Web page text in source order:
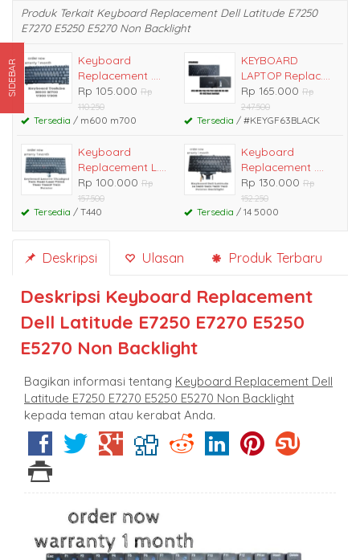
Produk Terkait Keyboard Replacement Dell Latitude E7250
E7270 E5250 E5270 Non Backlight
Keyboard
Replacement ....
Rp 105.000 Rp
110.250
Tersedia / m600 m700
KEYBOARD
LAPTOP Replac....
Rp 165.000 Rp
247.500
Tersedia / #KEYGF63BLACK
Keyboard
Replacement L....
Rp 100.000 Rp
157.500
Tersedia / T440
Keyboard
Replacement ....
Rp 130.000 Rp
152.250
Tersedia / 14 5000
Deskripsi Ulasan Produk Terbaru
Deskripsi Keyboard Replacement
Dell Latitude E7250 E7270 E5250
E5270 Non Backlight
Bagikan informasi tentang Keyboard Replacement Dell
Latitude E7250 E7270 E5250 E5270 Non Backlight
kepada teman atau kerabat Anda.
SIDEBAR